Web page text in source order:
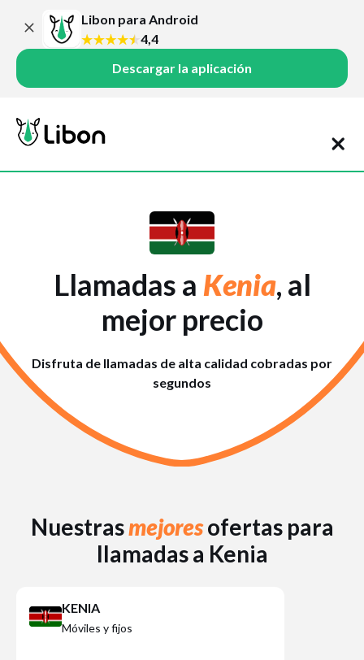
Libon para Android
4,4
Descargar la aplicación
Llamadas a Kenia, al
mejor precio
Disfruta de llamadas de alta calidad cobradas por
segundos
Nuestrasmejoresofertas para
llamadas a Kenia
KENIA
Móviles y fijos